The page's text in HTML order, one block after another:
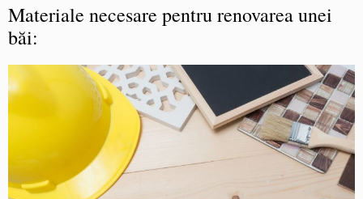
Materiale necesare pentru renovarea unei
băi: